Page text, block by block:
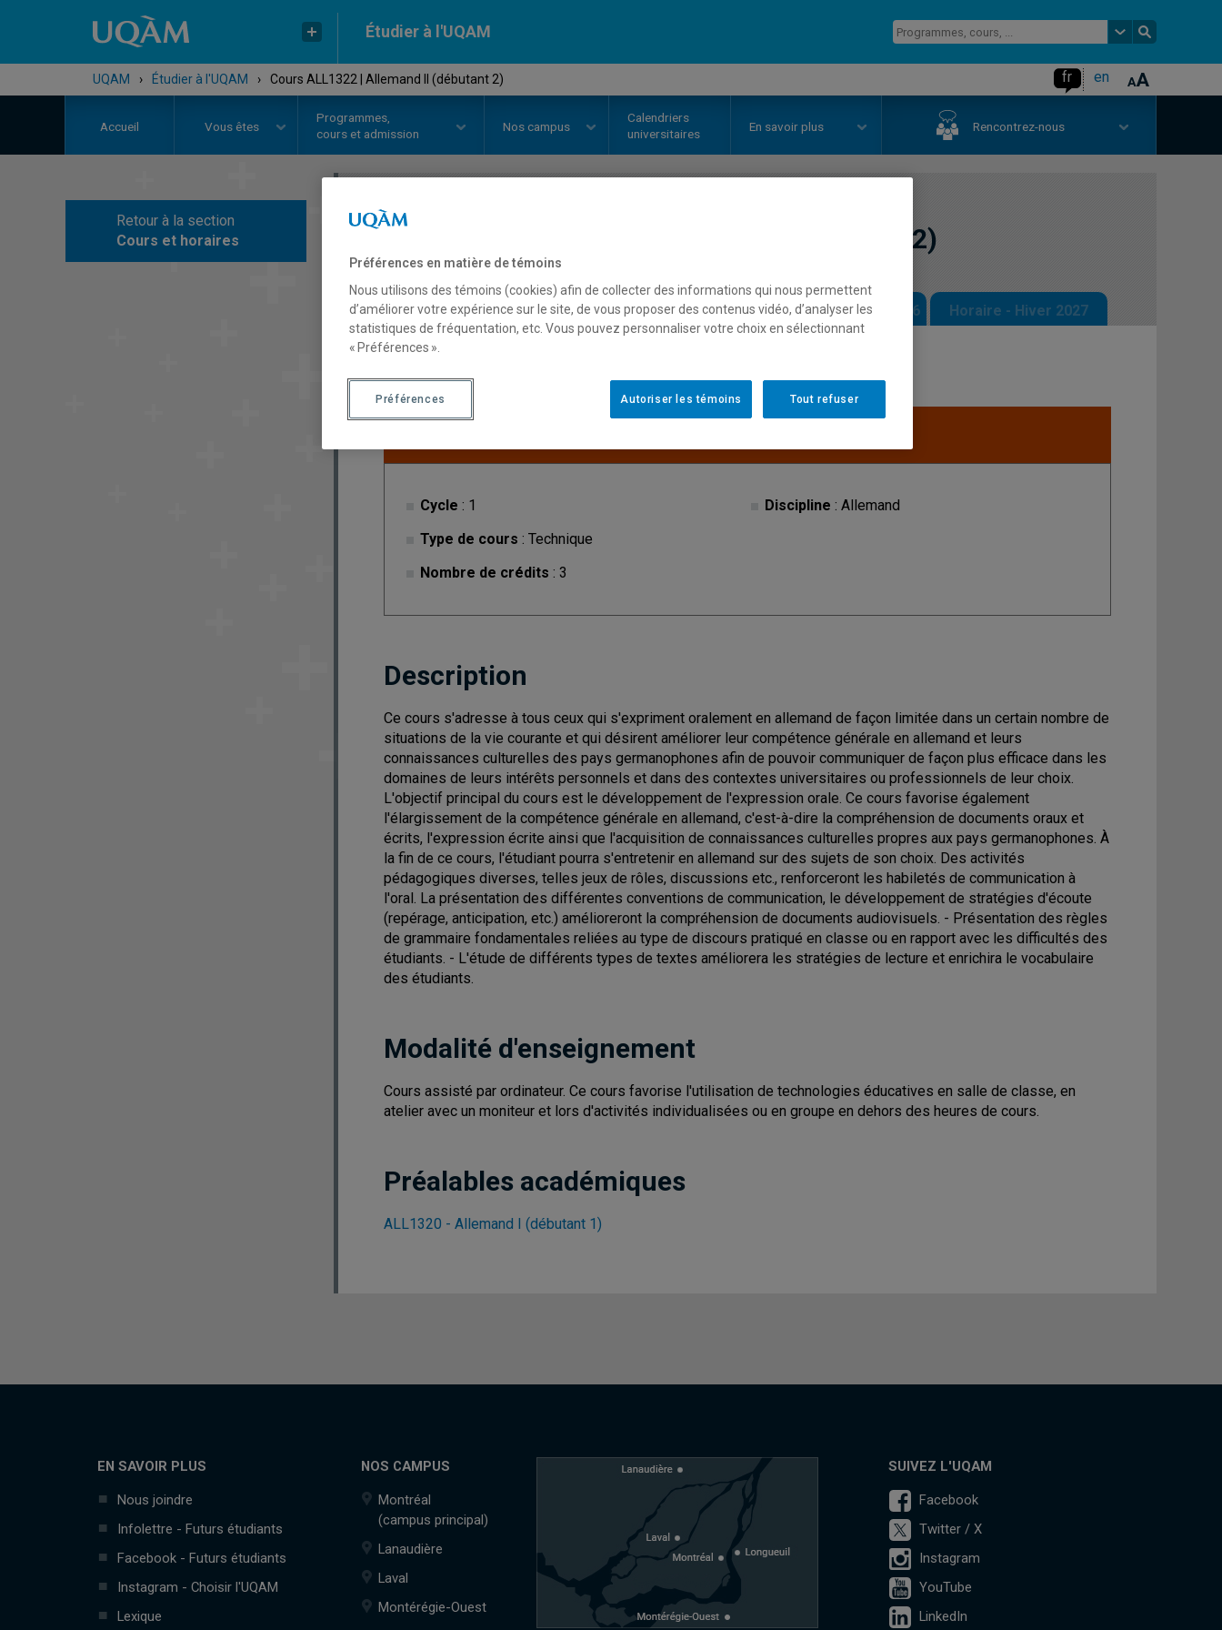
Étudier à l'UQAM
UQAM › Étudier à l'UQAM › Cours ALL1322 | Allemand II (débutant 2) fr en
Accueil Vous êtes
Programmes,
cours et admission
Nos campus
Calendriers
universitaires
En savoir plus Rencontrez-nous
Retour à la section
Cours et horaires
Allemand II (débutant 2)
Description Horaire - Été 2026 Horaire - Automne 2026 Horaire - Hiver 2027
Cycle : 1
Type de cours : Technique
Nombre de crédits : 3
Discipline : Allemand
Description
Ce cours s'adresse à tous ceux qui s'expriment oralement en allemand de façon limitée dans un certain nombre de
situations de la vie courante et qui désirent améliorer leur compétence générale en allemand et leurs
connaissances culturelles des pays germanophones afin de pouvoir communiquer de façon plus efficace dans les
domaines de leurs intérêts personnels et dans des contextes universitaires ou professionnels de leur choix.
L'objectif principal du cours est le développement de l'expression orale. Ce cours favorise également
l'élargissement de la compétence générale en allemand, c'est-à-dire la compréhension de documents oraux et
écrits, l'expression écrite ainsi que l'acquisition de connaissances culturelles propres aux pays germanophones. À
la fin de ce cours, l'étudiant pourra s'entretenir en allemand sur des sujets de son choix. Des activités
pédagogiques diverses, telles jeux de rôles, discussions etc., renforceront les habiletés de communication à
l'oral. La présentation des différentes conventions de communication, le développement de stratégies d'écoute
(repérage, anticipation, etc.) amélioreront la compréhension de documents audiovisuels. - Présentation des règles
de grammaire fondamentales reliées au type de discours pratiqué en classe ou en rapport avec les difficultés des
étudiants. - L'étude de différents types de textes améliorera les stratégies de lecture et enrichira le vocabulaire
des étudiants.
Modalité d'enseignement
Cours assisté par ordinateur. Ce cours favorise l'utilisation de technologies éducatives en salle de classe, en
atelier avec un moniteur et lors d'activités individualisées ou en groupe en dehors des heures de cours.
Préalables académiques
ALL1320 - Allemand I (débutant 1)
EN SAVOIR PLUS
Nous joindre
Infolettre - Futurs étudiants
Facebook - Futurs étudiants
Instagram - Choisir l'UQAM
Lexique
NOS CAMPUS
Montréal
(campus principal)
Lanaudière
Laval
Montérégie-Ouest
SUIVEZ L'UQAM
Facebook
Twitter / X
Instagram
YouTube
LinkedIn
Préférences en matière de témoins
Nous utilisons des témoins (cookies) afin de collecter des informations qui nous permettent
d’améliorer votre expérience sur le site, de vous proposer des contenus vidéo, d’analyser les
statistiques de fréquentation, etc. Vous pouvez personnaliser votre choix en sélectionnant
« Préférences ».
Tout refuser
Autoriser les témoins
Préférences